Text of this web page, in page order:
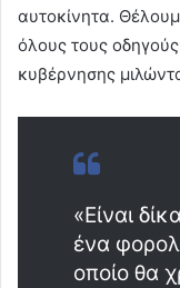
αυτοκίνητα.
όλους τους
κυβέρνησης
«Είναι
ένα
οποίο θα